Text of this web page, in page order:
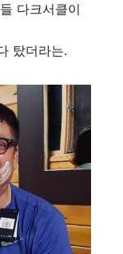
다크서클이
탔더라는.